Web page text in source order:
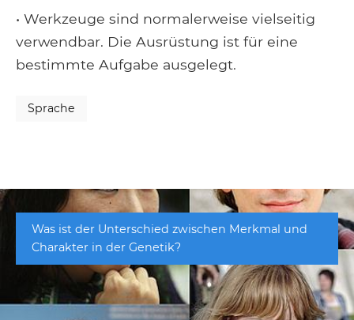
• Werkzeuge sind normalerweise vielseitig
verwendbar. Die Ausrüstung ist für eine
bestimmte Aufgabe ausgelegt.
Sprache
Was ist der Unterschied zwischen Merkmal und
Charakter in der Genetik?